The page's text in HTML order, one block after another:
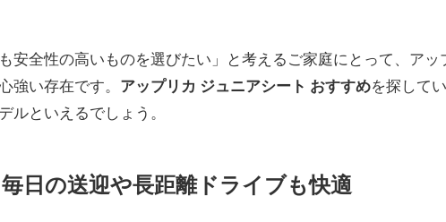
安全性の高いものを選びたい」と考えるご家庭にとって、アッ
強い存在です。 アップリカ ジュニアシート おすすめを探してい
ルといえるでしょう。
日の送迎や長距離ドライブも快適